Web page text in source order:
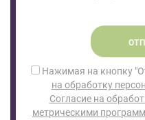
Нажимая на кнопку
на обработку
Согласие на
метрическими